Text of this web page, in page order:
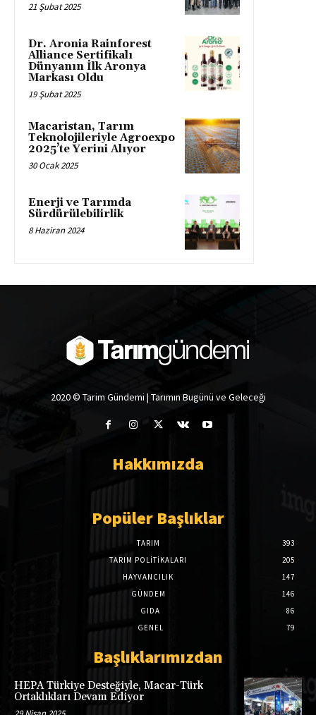
21 Şubat 2025
Dr. Aronia Rainforest
Alliance Sertifikalı
Dünyanın İlk Aronya
Markası Oldu
19 Şubat 2025
Macaristan, Tarım
Teknolojileriyle Agroexpo
2025’te Yerini Alıyor
30 Ocak 2025
Enerji ve Tarımda
Sürdürülebilirlik
8 Haziran 2024
2020 © Tarim Gündemi | Tarımın Bugünü ve Geleceği
Hakkımızda
Popüler Başlıklar
TARIM
393
TARIM POLITIKALARI
205
HAYVANCILIK
147
GÜNDEM
146
GIDA
86
GENEL
79
Başlıklarımızdan
HEPA Türkiye Desteğiyle, Macar-Türk
Ortaklıkları Devam Ediyor